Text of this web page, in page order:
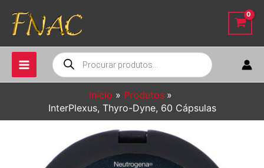
para
conteúdo
Pesquisar
produtos
Início
Produtos
InterPlexus, Thyro-Dyne, 60 Cápsulas